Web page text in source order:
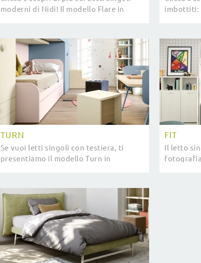
moderni di Nidi! Il modello Flare in
imbottiti:
TURN
Se vuoi letti singoli con testiera, ti
presentiamo il modello Turn in
FIT
Il letto